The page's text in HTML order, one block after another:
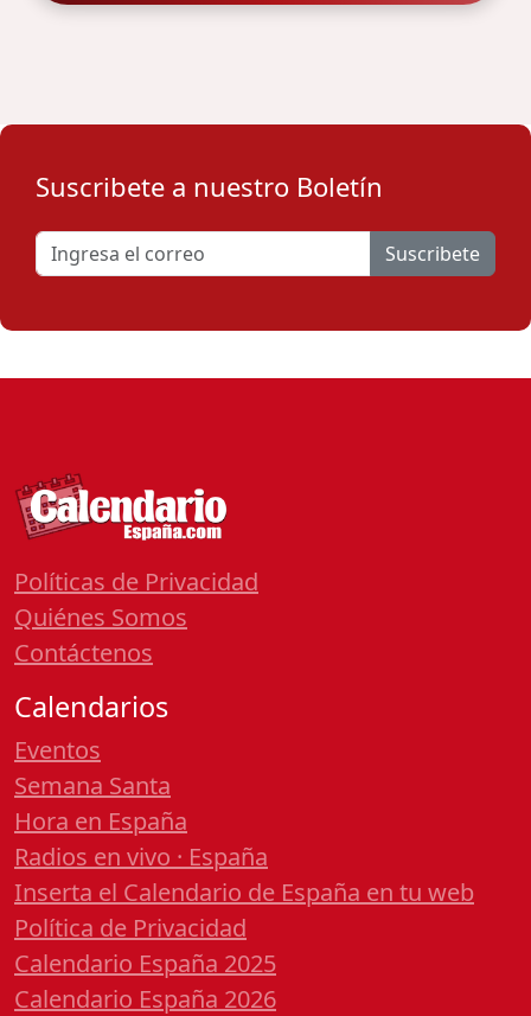
Suscribete a nuestro Boletín
Suscribete
Políticas de Privacidad
Quiénes Somos
Contáctenos
Calendarios
Eventos
Semana Santa
Hora en España
Radios en vivo · España
Inserta el Calendario de España en tu web
Política de Privacidad
Calendario España 2025
Calendario España 2026